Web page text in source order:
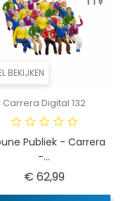
BEKIJKEN
Carrera Digital 132
Publiek - Carrera
-...
€ 62,99Prijs